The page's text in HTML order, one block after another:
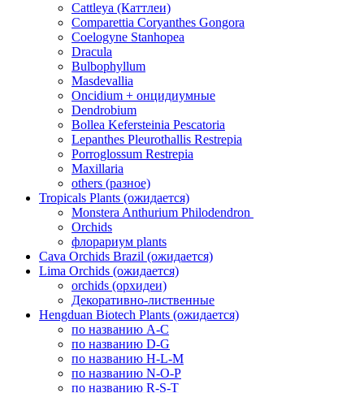
Cattleya (Каттлеи)
Comparettia Coryanthes Gongora
Coelogyne Stanhopea
Dracula
Bulbophyllum
Masdevallia
Oncidium + онцидиумные
Dendrobium
Bollea Kefersteinia Pescatoria
Lepanthes Pleurothallis Restrepia
Porroglossum Restrepia
Maxillaria
others (разное)
Tropicals Plants (ожидается)
​​​​​​​Monstera Anthurium Philodendron
Orchids
флорариум plants
Cava Orchids Brazil (ожидается)
Lima Orchids (ожидается)
orchids (орхидеи)
Декоративно-лиственные
Hengduan Biotech Plants (ожидается)
по названию A-C
по названию D-G
по названию H-L-M
по названию N-O-P
по названию R-S-T